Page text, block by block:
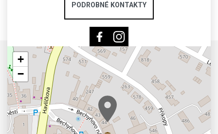
PODROBNÉ KONTAKTY
+
−